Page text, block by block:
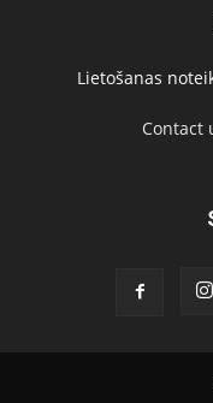
Lietošanas
Contact